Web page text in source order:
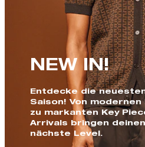
NEW IN!
Entdecke die
Saison! Von
zu markanten Key
Arrivals bringen
nächste Level.